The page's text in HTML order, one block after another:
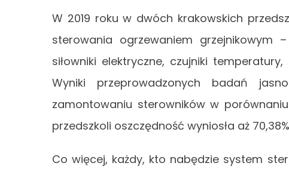
W 2019 roku w dwóch krakowskich
sterowania ogrzewaniem grzejnikowym
siłowniki elektryczne, czujniki
Wyniki przeprowadzonych badań
zamontowaniu sterowników w
przedszkoli oszczędność wyniosła aż
Co więcej, każdy, kto nabędzie system